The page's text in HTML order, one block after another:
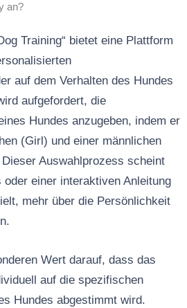
an?
Training“ bietet eine Plattform
auf dem Verhalten des Hundes
aufgefordert, die
Hundes anzugeben, indem er
(Girl) und einer männlichen
Auswahlprozess scheint
oder einer interaktiven Anleitung
mehr über die Persönlichkeit
Wert darauf, dass das
auf die spezifischen
Hundes abgestimmt wird.